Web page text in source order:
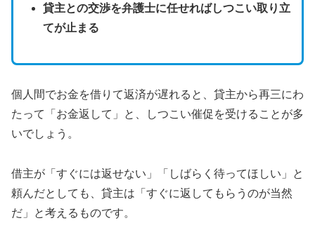
貸主との交渉を弁護士に任せればしつこい取り立
てが止まる
個人間でお金を借りて返済が遅れると、貸主から再三にわ
たって「お金返して」と、しつこい催促を受けることが多
いでしょう。
借主が「すぐには返せない」「しばらく待ってほしい」と
頼んだとしても、貸主は「すぐに返してもらうのが当然
だ」と考えるものです。